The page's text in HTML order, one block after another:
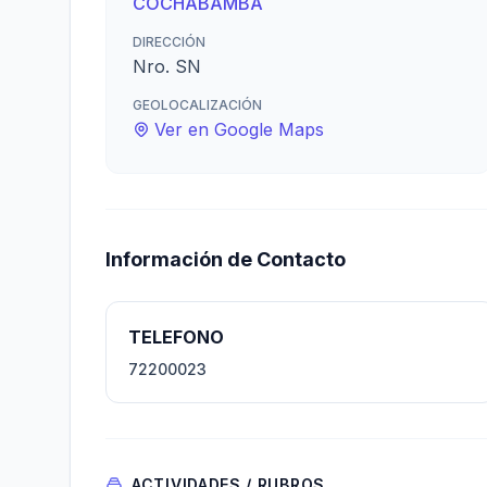
DIRECCIÓN
Nro. SN
GEOLOCALIZACIÓN
Ver en Google Maps
Información de Contacto
TELEFONO
72200023